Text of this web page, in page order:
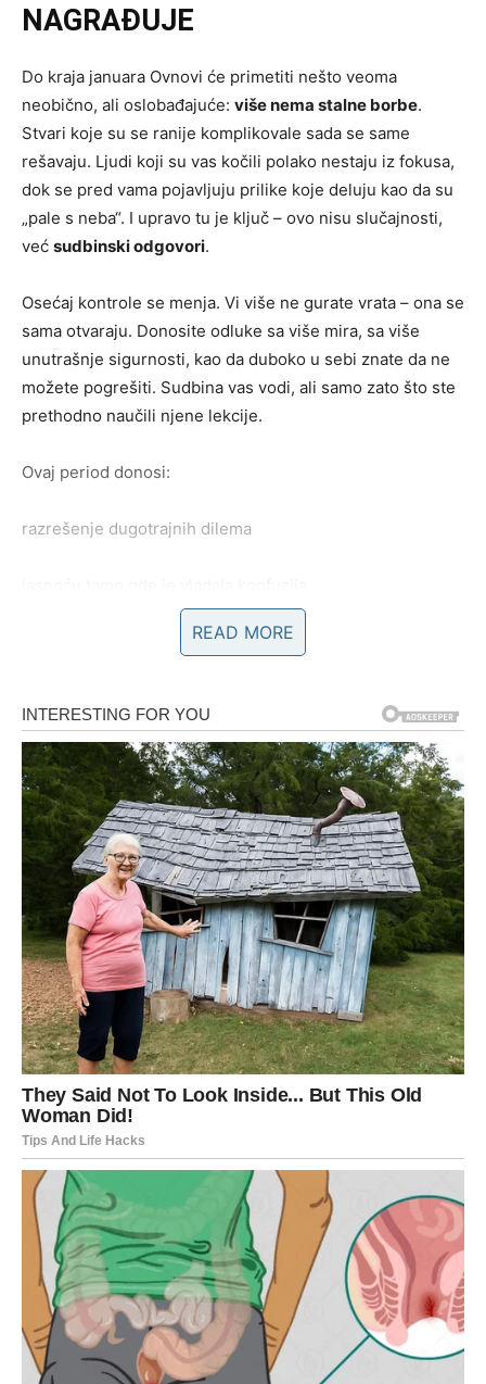
NAGRAĐUJE
Do kraja januara Ovnovi će primetiti nešto veoma
neobično, ali oslobađajuće: više nema stalne borbe.
Stvari koje su se ranije komplikovale sada se same
rešavaju. Ljudi koji su vas kočili polako nestaju iz fokusa,
dok se pred vama pojavljuju prilike koje deluju kao da su
„pale s neba“. I upravo tu je ključ – ovo nisu slučajnosti,
već sudbinski odgovori.
Osećaj kontrole se menja. Vi više ne gurate vrata – ona se
sama otvaraju. Donosite odluke sa više mira, sa više
unutrašnje sigurnosti, kao da duboko u sebi znate da ne
možete pogrešiti. Sudbina vas vodi, ali samo zato što ste
prethodno naučili njene lekcije.
Ovaj period donosi:
razrešenje dugotrajnih dilema
osećaj da ste „na svom mestu“
LJUBAV – SUDBINA SE NE
MOŽE ZAOBIĆI
Na polju ljubavi, do 31. januara Ovna očekujuključni
momenti istine, oni trenuci kada se srce više ne može
ignorisati, a odnosi više ne mogu ostati u sivoj zoni. Ako
ste u vezi, ovo je period u kojem odnos ili prelazi na viši
nivo – ili se završava ono što je odavno izgubilo smisao.
Nema više odlaganja, nema čekanja „boljeg trenutka“.
Sudbina sada zahteva jasnoću.
Oni Ovnovi koji su u stabilnim odnosima mogu doživeti
produbljenje veze, razgovore o budućnosti, zajedničkim
planovima ili čak važne odluke koje menjaju životni tok.
Emocije su snažne, ali iskrene. Više nema skrivanja
osećanja, jer duša traži istinu.
Za slobodne Ovnove, sudbina spremasusret koji se ne
zaboravlja. To može biti osoba koju tek upoznajete, ali sa
kojom se javlja osećaj prepoznavanja, kao da se znate
mnogo duže nego što jeste. Takođe, moguća je i pojava
osobe iz prošlosti – ali ne da biste se vratili unazad, već
READ MORE